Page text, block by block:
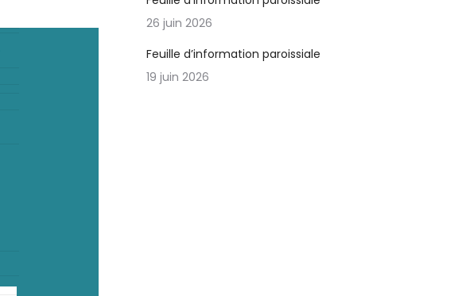
26 juin 2026
Feuille d’information paroissiale
19 juin 2026